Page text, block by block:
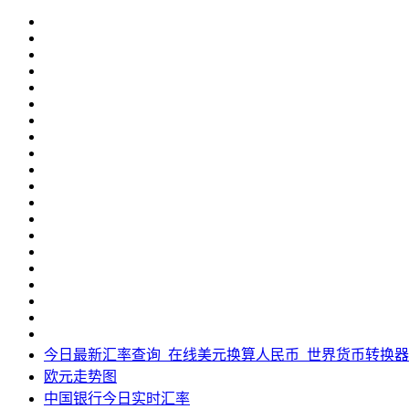
今日最新汇率查询_在线美元换算人民币_世界货币转换
欧元走势图
中国银行今日实时汇率